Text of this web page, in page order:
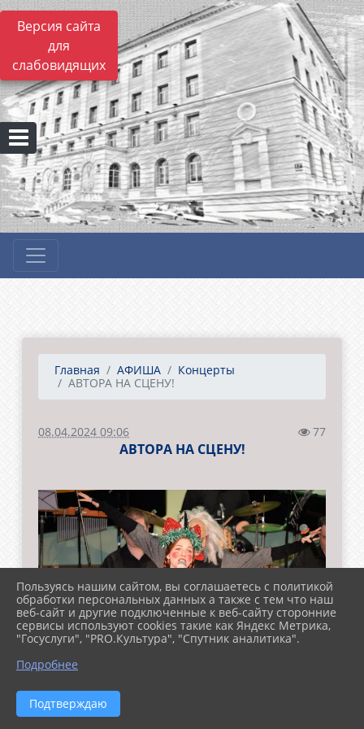
Версия сайта
для
слабовидящих
Главная АФИША
Концерты
АВТОРА НА СЦЕНУ!
08.04.2024 09:06 77
АВТОРА НА СЦЕНУ!
Пользуясь нашим сайтом, вы соглашаетесь с политикой
обработки персональных данных а также с тем что наш
веб-сайт и другие подключенные к веб-сайту сторонние
сервисы используют cookies такие как Яндекс Метрика,
"Госуслуги", "PRO.Культура", "Спутник аналитика".
Подробнее
Подтверждаю